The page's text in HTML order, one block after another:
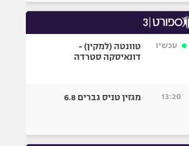
עכשיו
טוונטה (למקין) -
דונאיסקה סטרדה
13:20 מגזין טניס גברים 6.8